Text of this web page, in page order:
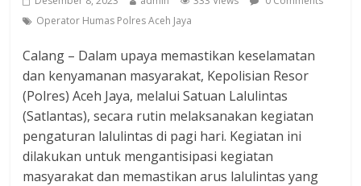
Operator Humas Polres Aceh Jaya
Calang – Dalam upaya memastikan keselamatan
dan kenyamanan masyarakat, Kepolisian Resor
(Polres) Aceh Jaya, melalui Satuan Lalulintas
(Satlantas), secara rutin melaksanakan kegiatan
pengaturan lalulintas di pagi hari. Kegiatan ini
dilakukan untuk mengantisipasi kegiatan
masyarakat dan memastikan arus lalulintas yang